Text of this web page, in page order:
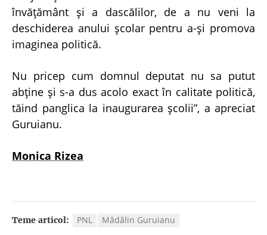
învăţământ şi a dascălilor, de a nu veni la
deschiderea anului şcolar pentru a-şi promova
imaginea politică.
Nu pricep cum domnul deputat nu sa putut
abţine şi s-a dus acolo exact în calitate politică,
tăind panglica la inaugurarea şcolii”, a apreciat
Guruianu.
Monica Rizea
Teme articol: PNL Mădălin Guruianu